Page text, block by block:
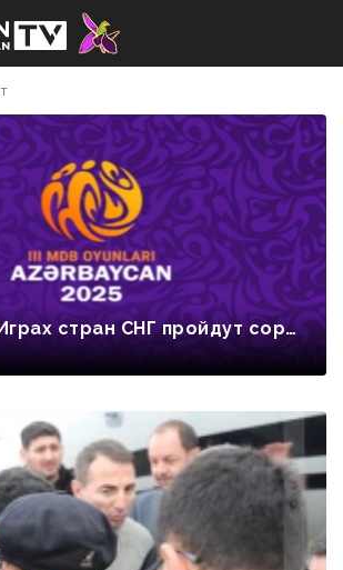
стран СНГ пройдут сорев
видам спорта